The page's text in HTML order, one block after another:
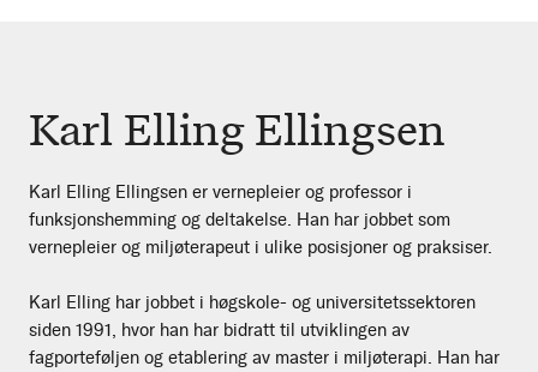
Karl Elling Ellingsen
Karl Elling Ellingsen er vernepleier og professor i
funksjonshemming og deltakelse. Han har jobbet som
vernepleier og miljøterapeut i ulike posisjoner og praksiser.
Karl Elling har jobbet i høgskole- og universitetssektoren
siden 1991, hvor han har bidratt til utviklingen av
fagporteføljen og etablering av master i miljøterapi. Han har